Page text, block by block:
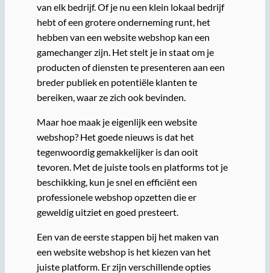
van elk bedrijf. Of je nu een klein lokaal bedrijf
hebt of een grotere onderneming runt, het
hebben van een website webshop kan een
gamechanger zijn. Het stelt je in staat om je
producten of diensten te presenteren aan een
breder publiek en potentiële klanten te
bereiken, waar ze zich ook bevinden.
Maar hoe maak je eigenlijk een website
webshop? Het goede nieuws is dat het
tegenwoordig gemakkelijker is dan ooit
tevoren. Met de juiste tools en platforms tot je
beschikking, kun je snel en efficiënt een
professionele webshop opzetten die er
geweldig uitziet en goed presteert.
Een van de eerste stappen bij het maken van
een website webshop is het kiezen van het
juiste platform. Er zijn verschillende opties